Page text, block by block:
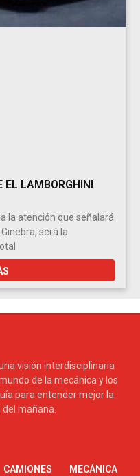
EL LAMBORGHINI
la atención que señalará
será la
visión interdisciplinaria
de la mecánica y los
para entender mejor la
mañana.
CAMIONES MECÁNICA